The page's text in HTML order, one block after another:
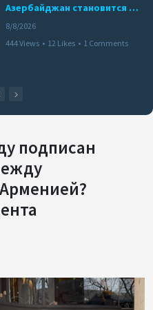
Азербайджан становится мостом между Востоком и Западом
8/8/2026
444 Views • 12 Likes • 1 Comments
подписан